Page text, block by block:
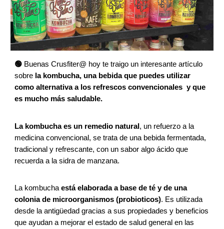
🟢 Buenas Crusfiter@ hoy te traigo un interesante artículo
sobre la kombucha, una bebida que puedes utilizar
como alternativa a los refrescos convencionales y que
es mucho más saludable.
La kombucha es un remedio natural, un refuerzo a la
medicina convencional, se trata de una bebida fermentada,
tradicional y refrescante, con un sabor algo ácido que
recuerda a la sidra de manzana.
La kombuchaestá elaborada a base de té y de una
colonia de microorganismos (probioticos). Es utilizada
desde la antigüedad gracias a sus propiedades y beneficios
que ayudan a mejorar el estado de salud general en las